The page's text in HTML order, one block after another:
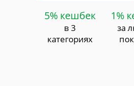
5% кешбек
в 3
категориях
1%
за